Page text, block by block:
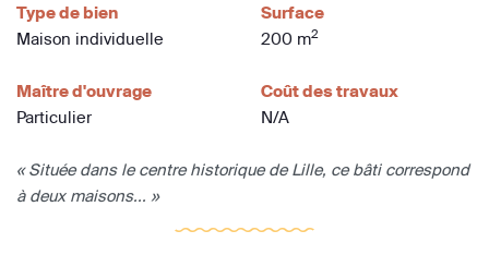
Type de bien
Maison individuelle
Surface
200 m2
Maître d'ouvrage
Particulier
Coût des travaux
N/A
« Située dans le centre historique de Lille, ce bâti correspond
à deux maisons... »